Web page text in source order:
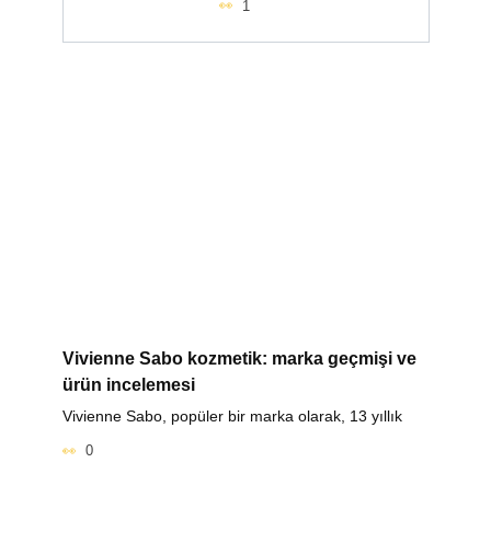
1
Vivienne Sabo kozmetik: marka geçmişi ve
ürün incelemesi
Vivienne Sabo, popüler bir marka olarak, 13 yıllık
0